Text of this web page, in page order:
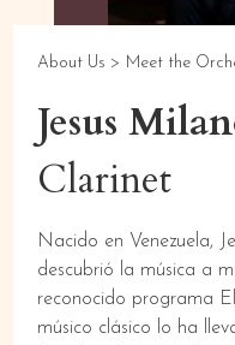
About Us > Meet the
Jesus
Clarinet
Nacido en Venezuela,
descubrió la música a
reconocido programa
músico clásico lo ha